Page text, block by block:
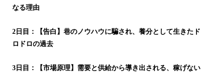
なる理由
2日目：【告白】巷のノウハウに騙され、養分として生きたド
ロドロの過去
3日目：【市場原理】需要と供給から導き出される、稼げない